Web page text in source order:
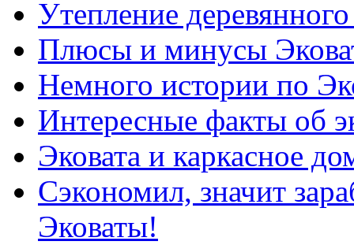
Утепление
Плюсы и минусы
Немного истории по
Интересные факты об
Эковата и каркасное
Сэкономил, значит
Эковаты!